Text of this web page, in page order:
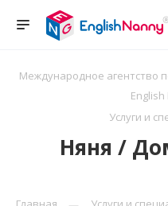
Международное агентство
Услуги и
Няня /